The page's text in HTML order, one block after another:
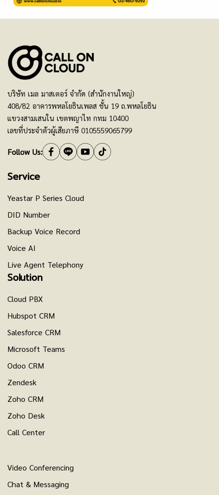
บริษัท เมล มาสเตอร์ จำกัด (สำนักงานใหญ่)
408/82 อาคารพหลโยธินเพลส ชั้น 19 ถ.พหลโยธิน
แขวงสามเสนใน เขตพญาไท กทม 10400
เลขที่ประจำตัวผู้เสียภาษี 0105559065799
Follow Us:
Service
Yeastar P Series Cloud
DID Number
Backup Voice Record
Voice AI
Live Agent Telephony
Solution
Cloud PBX
Hubspot CRM
Salesforce CRM
Microsoft Teams
Odoo CRM
Zendesk
Zoho CRM
Zoho Desk
Call Center
Video Conferencing
Chat & Messaging